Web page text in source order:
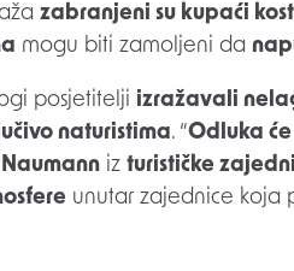
zabranjeni su kupaći
mogu biti zamoljeni da
posjetitelji izražavali
naturistima. “Odluka
iz turističke
unutar zajednice koja